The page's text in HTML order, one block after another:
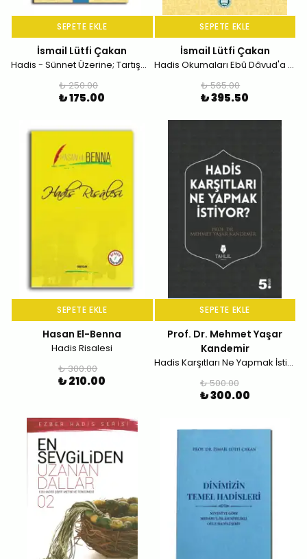
SEPETE EKLE
İsmail Lütfi Çakan
Hadis - Sünnet Üzerine; Tartışmalar ve Değerlendirmeler
₺ 250.00
₺ 175.00
SEPETE EKLE
İsmail Lütfi Çakan
Hadis Okumaları Ebû Dâvud'a Göre Medâru'l-İslâm Nitelikli Dokuz Hadis-i Şerif
₺ 565.00
₺ 395.50
SEPETE EKLE
Hasan El-Benna
Hadis Risalesi
₺ 300.00
₺ 210.00
SEPETE EKLE
Prof. Dr. Mehmet Yaşar
Kandemir
Hadis Karşıtları Ne Yapmak İstiyor?
₺ 500.00
₺ 300.00